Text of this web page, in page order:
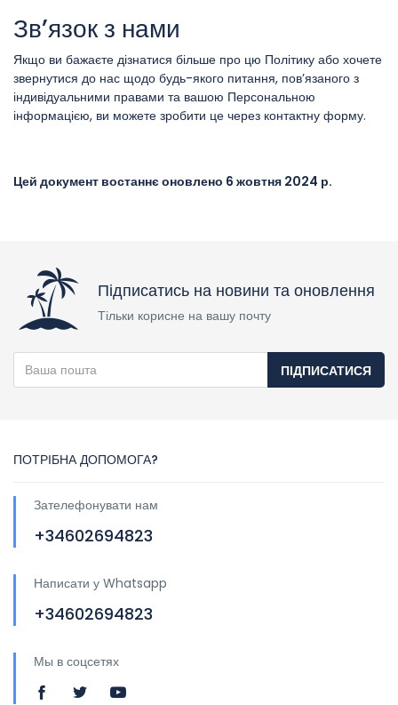
Зв’язок з нами
Якщо ви бажаєте дізнатися більше про цю Політику або хочете
звернутися до нас щодо будь-якого питання, пов’язаного з
індивідуальними правами та вашою Персональною
інформацією, ви можете зробити це через контактну форму.
Цей документ востаннє оновлено 6 жовтня 2024 р.
Підписатись на новини та оновлення
Тільки корисне на вашу почту
ПІДПИСАТИСЯ
ПОТРІБНА ДОПОМОГА?
Зателефонувати нам
+34602694823
Написати у Whatsapp
+34602694823
Мы в соцсетях